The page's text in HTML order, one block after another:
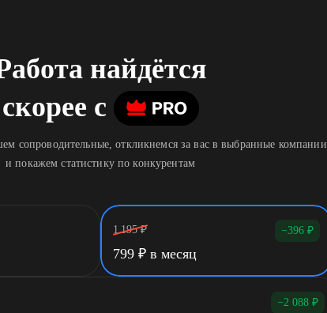
найдётся
скорее c
сопроводительные, откликнемся за вас в выбранные компании
и покажем статистику по конкурентам
1 195 ₽ −396 ₽
799 ₽ в месяц
−2 088 ₽